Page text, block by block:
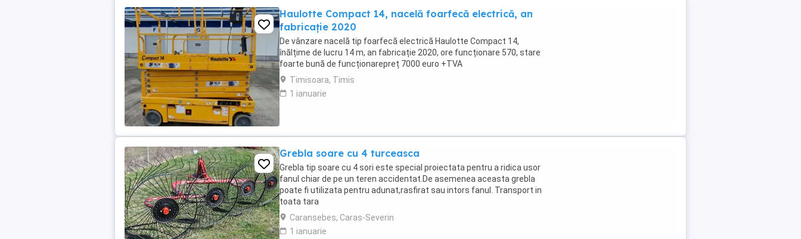
Haulotte Compact 14, nacelă foarfecă electrică, an
fabricație 2020
De vânzare nacelă tip foarfecă electrică Haulotte Compact 14,
înălțime de lucru 14 m, an fabricație 2020, ore funcționare 570, stare
foarte bună de funcționarepreț 7000 euro +TVA
Timisoara, Timis
1 ianuarie
Grebla soare cu 4 turceasca
Grebla tip soare cu 4 sori este special proiectata pentru a ridica usor
fanul chiar de pe un teren accidentat.De asemenea aceasta grebla
poate fi utilizata pentru adunat,rasfirat sau intors fanul. Transport in
toata tara
Caransebes, Caras-Severin
1 ianuarie